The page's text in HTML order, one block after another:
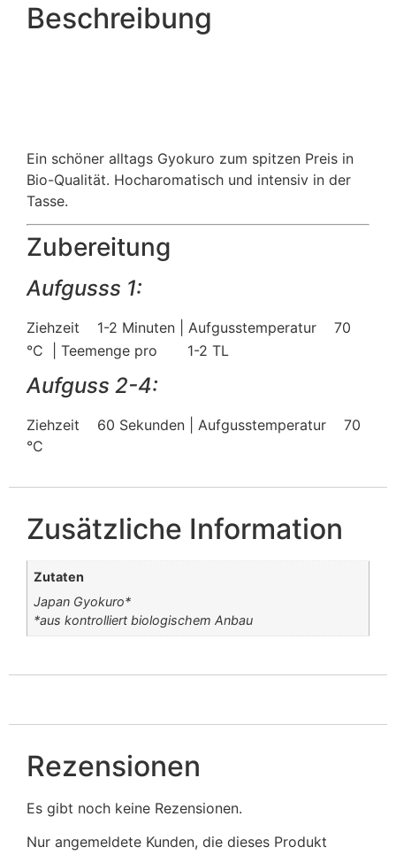
Beschreibung
Ein schöner alltags Gyokuro zum spitzen Preis in
Bio-Qualität. Hocharomatisch und intensiv in der
Tasse.
Zubereitung
Aufgusss 1:
Ziehzeit 1-2 Minuten | Aufgusstemperatur
70
°C | Teemenge pro
1-2 TL
Aufguss 2-4:
Ziehzeit 60 Sekunden | Aufgusstemperatur
70
°C
Zusätzliche Information
Zutaten
Japan Gyokuro*
*aus kontrolliert biologischem Anbau
Rezensionen
Es gibt noch keine Rezensionen.
Nur angemeldete Kunden, die dieses Produkt